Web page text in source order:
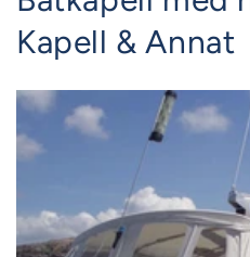
Kapell & Annat